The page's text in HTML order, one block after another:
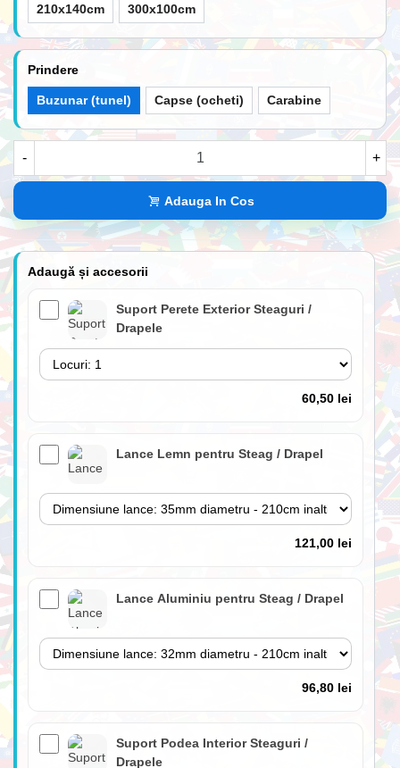
210x140cm 300x100cm
Prindere
Buzunar (tunel) Capse (ocheti) Carabine
- +
Adauga In Cos
Adaugă și accesorii
Suport Perete Exterior Steaguri /
Drapele
60,50 lei
Lance Lemn pentru Steag / Drapel
121,00 lei
Lance Aluminiu pentru Steag / Drapel
96,80 lei
Suport Podea Interior Steaguri /
Drapele